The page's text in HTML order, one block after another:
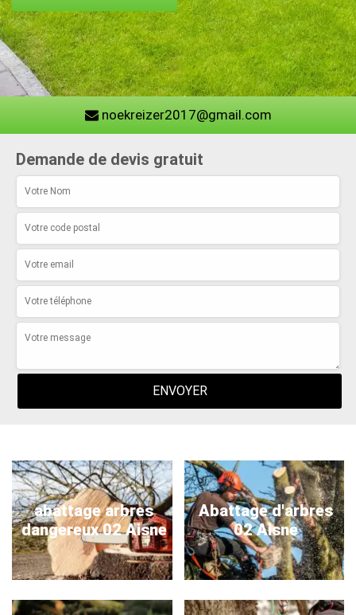
noekreizer2017@gmail.com
Demande de devis gratuit
abattage arbres
dangereux 02 Aisne
Abattage d'arbres
02 Aisne